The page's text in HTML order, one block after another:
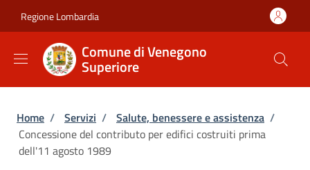
Regione Lombardia
Comune di Venegono
Superiore
Briciole di pane
Home / Servizi / Salute, benessere e assistenza /
Concessione del contributo per edifici costruiti prima
dell'11 agosto 1989